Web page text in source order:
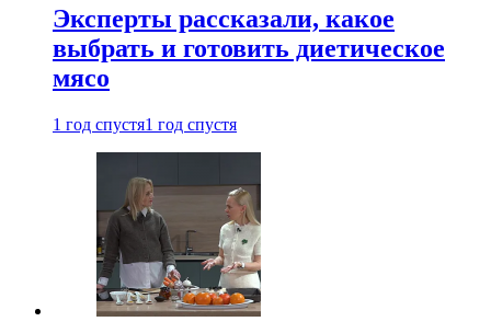
Эксперты рассказали, какое
выбрать и готовить диетическое
мясо
1 год спустя1 год спустя